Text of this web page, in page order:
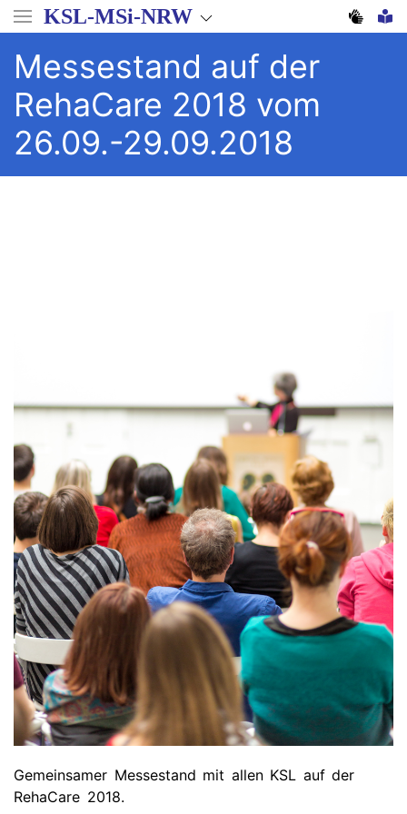
Direkt
zum
Inhalt
KSL-MSi-NRW
Messestand auf der
RehaCare 2018 vom
26.09.-29.09.2018
Gemeinsamer Messestand mit allen KSL auf der
RehaCare 2018.